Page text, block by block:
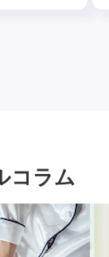
コラム